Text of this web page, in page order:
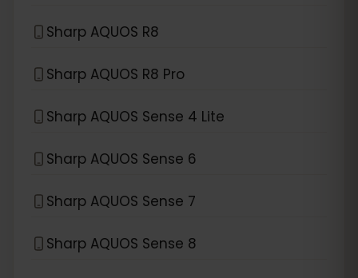
Sharp AQUOS R8
Sharp AQUOS R8 Pro
Sharp AQUOS Sense 4 Lite
Sharp AQUOS Sense 6
Sharp AQUOS Sense 7
Sharp AQUOS Sense 8